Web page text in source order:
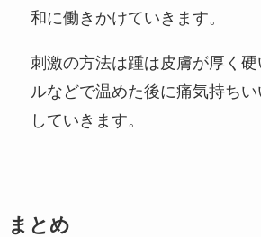
和に働きかけていきます。
刺激の方法は踵は皮膚が厚く
ルなどで温めた後に痛気持ち
していきます。
まとめ